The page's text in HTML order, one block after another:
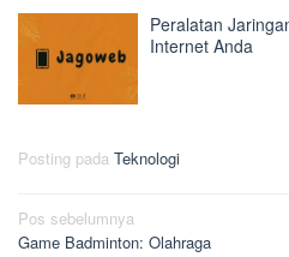
Peralatan
Internet Anda
Posting pada Teknologi
Navigasi
Pos sebelumnya
Game Badminton: Olahraga